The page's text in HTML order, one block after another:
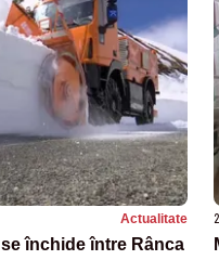
Actualitate
închide între Rânca